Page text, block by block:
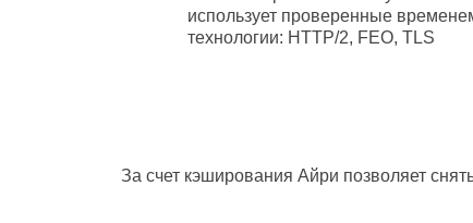
использует проверенные
технологии: HTTP/2, FEO, TLS
За счет кэширования Айри позволяет